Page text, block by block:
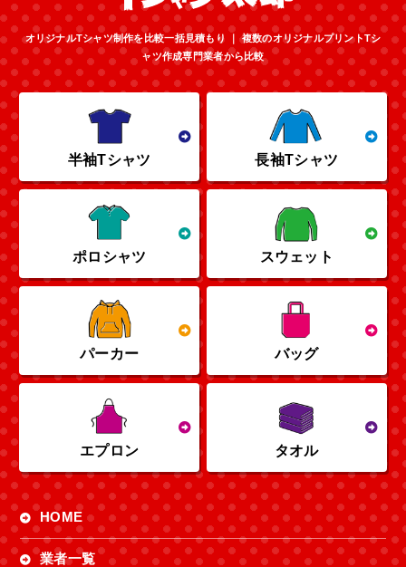
オリジナルTシャツ制作を比較一括見積もり ｜ 複数のオリジナルプリントTシ
ャツ作成専門業者から比較
半袖Tシャツ 長袖Tシャツ
ポロシャツ スウェット
パーカー バッグ
エプロン タオル
HOME
業者一覧